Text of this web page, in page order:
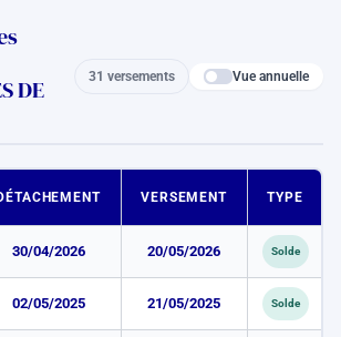
DE
31 versements Vue annuelle
VERSEMENT TYPE
30/04/2026 20/05/2026 Solde
02/05/2025 21/05/2025 Solde